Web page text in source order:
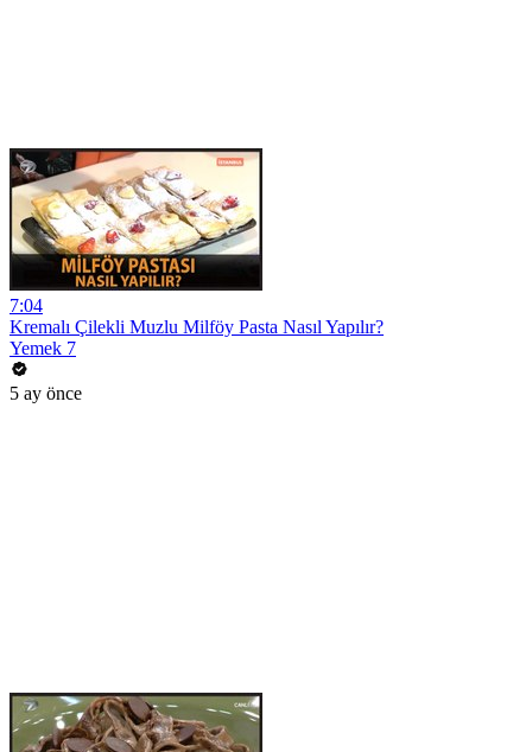
7:04
Kremalı Çilekli Muzlu Milföy Pasta Nasıl Yapılır?
Yemek 7
5 ay önce